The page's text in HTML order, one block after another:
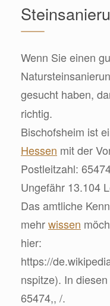
Wenn Sie einen
gesucht haben,
richtig.
Bischofsheim ist
Hessen mit der
Postleitzahl:
Ungefähr 13.104
Das amtliche
mehrwissen
hier:
https://
nspitze). In
65474,, /.